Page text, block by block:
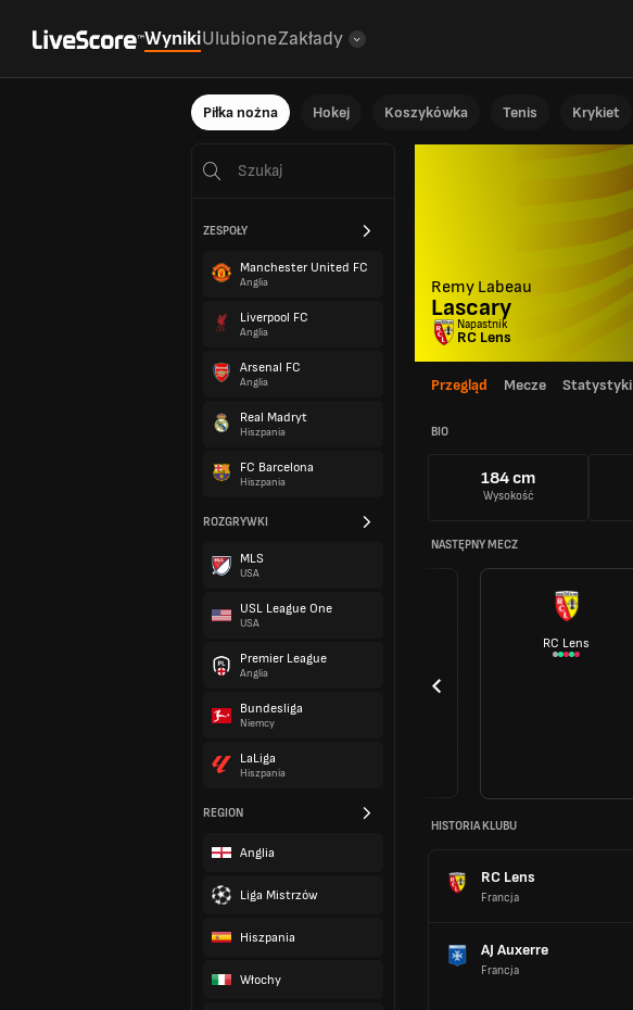
WynikiUlubioneZakłady
Piłka nożna Hokej Koszykówka Tenis Krykiet
ZESPOŁY
Manchester United FC
Anglia
Liverpool FC
Anglia
Arsenal FC
Anglia
Real Madryt
Hiszpania
FC Barcelona
Hiszpania
ROZGRYWKI
MLS
USA
USL League One
USA
Premier League
Anglia
Bundesliga
Niemcy
LaLiga
Hiszpania
REGION
Anglia
Liga Mistrzów
Hiszpania
Włochy
Remy Labeau
Lascary
Napastnik
RC Lens
Przegląd Mecze Statystyki
BIO
184 cm
Wysokość
NASTĘPNY MECZ
RC Lens
HISTORIA KLUBU
RC Lens
Francja
AJ Auxerre
Francja